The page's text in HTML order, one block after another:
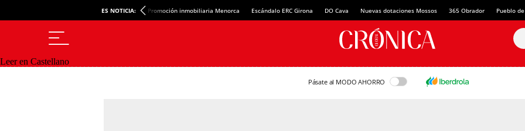
ES NOTICIA: Promoción inmobiliaria Menorca Escándalo ERC Girona DO Cava Nuevas dotaciones Mossos 365 Obrador Pueblo
Leer en Castellano
Pásate al MODO AHORRO